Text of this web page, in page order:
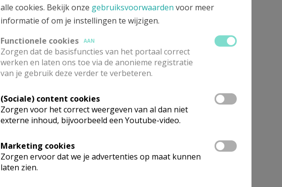
alle cookies. Bekijk onze gebruiksvoorwaarden voor meer
informatie of om je instellingen te wijzigen.
Functionele cookies
AAN
Zorgen dat de basisfuncties van het portaal correct
werken en laten ons toe via de anonieme registratie
van je gebruik deze verder te verbeteren.
(Sociale) content cookies
Zorgen voor het correct weergeven van al dan niet
externe inhoud, bijvoorbeeld een Youtube-video.
Marketing cookies
Zorgen ervoor dat we je advertenties op maat kunnen
laten zien.